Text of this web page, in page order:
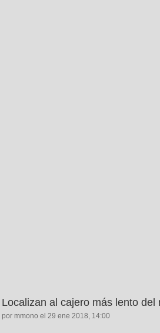
Localizan al cajero más lento del
por mmono el 29 ene 2018, 14:00